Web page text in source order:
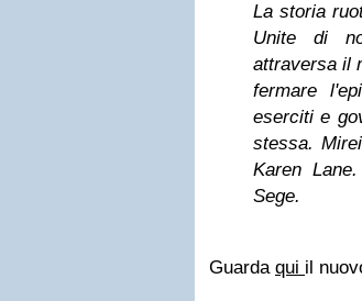
La storia
Unite di
attraversa il
fermare
eserciti e
stessa.
Karen
Sege.
Guarda qui il